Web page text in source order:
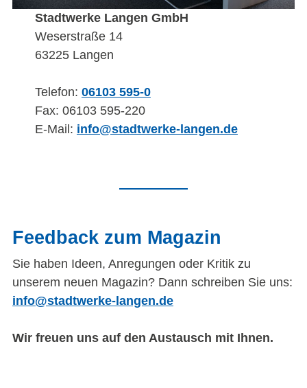
Stadtwerke Langen GmbH
Weserstraße 14
63225 Langen
Telefon: 06103 595-0
Fax: 06103 595-220
E-Mail: info@stadtwerke-langen.de
Feedback zum Magazin
Sie haben Ideen, Anregungen oder Kritik zu
unserem neuen Magazin? Dann schreiben Sie uns:
info@stadtwerke-langen.de
Wir freuen uns auf den Austausch mit Ihnen.